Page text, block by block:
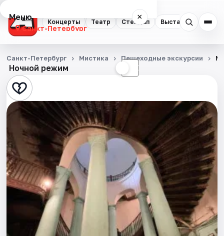
Концерты Театр Стендап Выставки
Меню ×
Санкт-Петербург
Концерты
Театр
Стендап
Выставки
Квесты
Экскурсии
Спорт
События
Ночной режим ☾
Санкт-Петербург Мистика Пешеходные экскурсии